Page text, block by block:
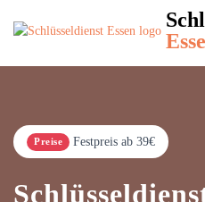
Preise Festpreis ab 39€